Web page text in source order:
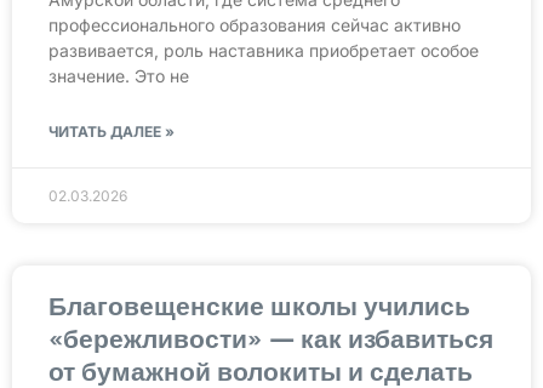
профессионального образования сейчас активно
развивается, роль наставника приобретает особое
значение. Это не
ЧИТАТЬ ДАЛЕЕ »
02.03.2026
Благовещенские школы учились
«бережливости» — как избавиться
от бумажной волокиты и сделать